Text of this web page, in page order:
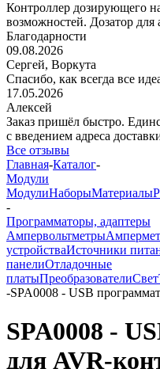
Контроллер дозирующего
возможностей. Дозатор
Благодарности
09.08.2026
Сергей, Воркута
Спасибо, как всегда все
17.05.2026
Алексей
Заказ пришёл быстро.
с введением адреса
Все отзывы
Главная-Каталог-
Модули
МодулиНаборыМатериалы
-
Программаторы, адаптеры
Ампервольтметры
устройстваИсточники
панелиОтладочные
платыПреобразователиСвет
-SPA0008 - USB
SPA0008 -
для AVR-